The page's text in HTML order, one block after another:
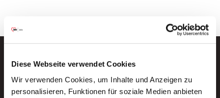
Diese Webseite verwendet Cookies
Wir verwenden Cookies, um Inhalte und Anzeigen zu
personalisieren, Funktionen für soziale Medien anbieten
Neue Stellen per E-Mail.